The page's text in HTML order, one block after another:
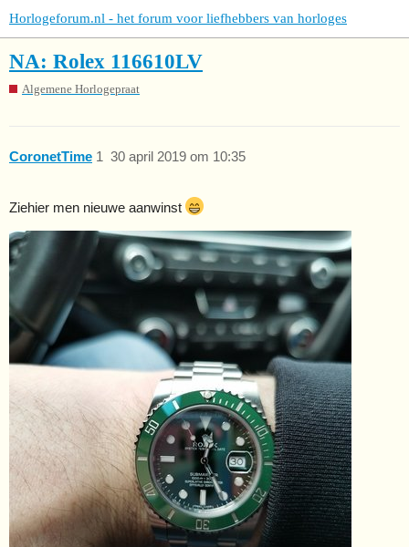
Horlogeforum.nl - het forum voor liefhebbers van horloges
NA: Rolex 116610LV
Algemene Horlogepraat
CoronetTime 30 april 2019 om 10:35
1
Ziehier men nieuwe aanwinst